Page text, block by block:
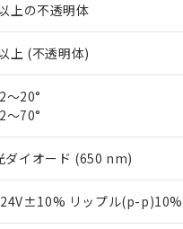
上の不透明体
上 (不透明体)
～20°
～70°
ダイオード (650 nm)
リップル(p-